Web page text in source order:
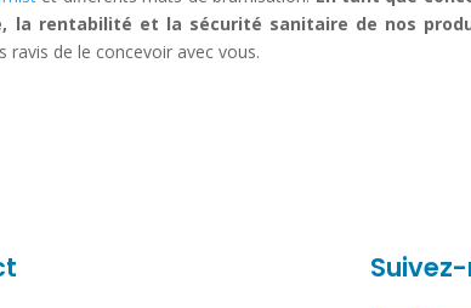
la rentabilité et la sécurité sanitaire de nos
ravis de le concevoir avec vous.